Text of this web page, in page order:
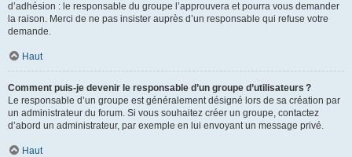
d’adhésion : le responsable du groupe l’approuvera et pourra vous demander
la raison. Merci de ne pas insister auprès d’un responsable qui refuse votre
demande.
Haut
Comment puis-je devenir le responsable d’un groupe d’utilisateurs ?
Le responsable d’un groupe est généralement désigné lors de sa création par
un administrateur du forum. Si vous souhaitez créer un groupe, contactez
d’abord un administrateur, par exemple en lui envoyant un message privé.
Haut